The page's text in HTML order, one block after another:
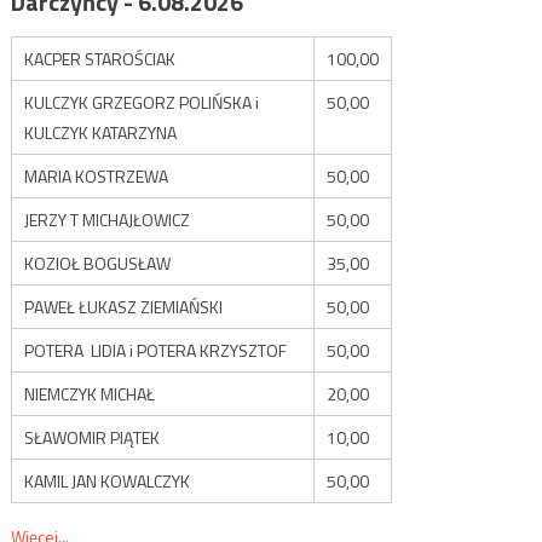
KACPER STAROŚCIAK
100,00
KULCZYK GRZEGORZ POLIŃSKA i
KULCZYK KATARZYNA
50,00
MARIA KOSTRZEWA
50,00
JERZY T MICHAJŁOWICZ
50,00
KOZIOŁ BOGUSŁAW
35,00
PAWEŁ ŁUKASZ ZIEMIAŃSKI
50,00
POTERA LIDIA i POTERA KRZYSZTOF
50,00
NIEMCZYK MICHAŁ
20,00
SŁAWOMIR PIĄTEK
10,00
KAMIL JAN KOWALCZYK
50,00